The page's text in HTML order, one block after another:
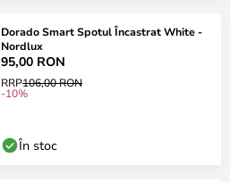
Dorado Smart Spotul Încastrat White -
Nordlux
95,00 RON
RRP106,00 RON
-10%
În stoc